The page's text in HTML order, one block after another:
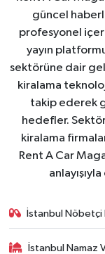
güncel
profesyonel
yayın
sektörüne dair
kiralama
takip ederek
hedefler.
kiralama
Rent A Car
İstanbul Nöbetçi
İstanbul Namaz